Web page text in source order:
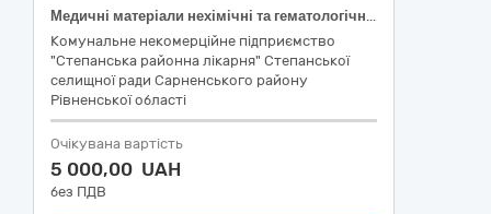
Медичні матеріали нехімічні та гематологічні одноразового застосування
Комунальне некомерційне підприємство
"Степанська районна лікарня" Степанської
селищної ради Сарненського району
Рівненської області
Очікувана вартість
5 000,00 UAH
без ПДВ